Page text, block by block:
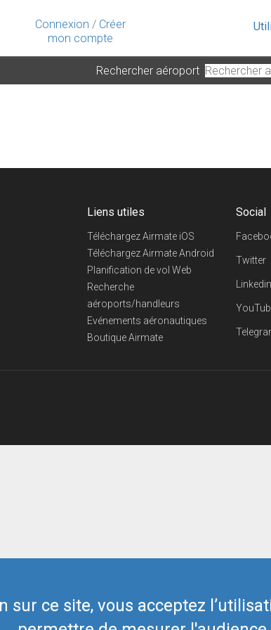
Connexion / Créer
mon compte
sur ce site, vous acceptez
Rechercher aéroport
Liens utiles
Téléchargez Airmate iOS
Téléchargez Airmate Android
Planification de vol Web
Recherche
aéroports/handleurs
Evénements aéronautiques
Boutique Airmate
Social
Twitter
Linkedin